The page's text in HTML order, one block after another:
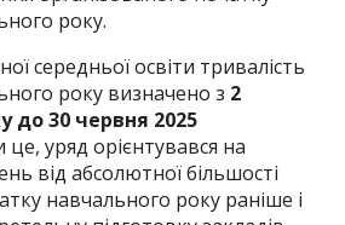
року.
середньої освіти тривалість
року визначено з 2
до 30 червня 2025
уряд орієнтувався на
від абсолютної більшості
навчального року раніше і